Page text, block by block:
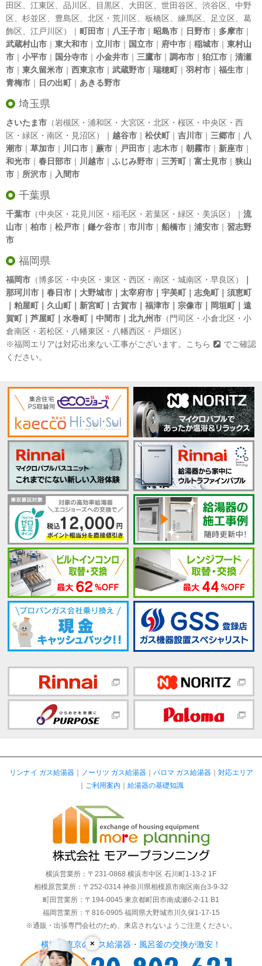
田区
江東区 品川区 目黒区 大田区 世田谷区 渋谷区
中野
区
杉並区 豊島区 北区 ・ 荒川区 板橋区 練馬区 足立区
葛
飾区
江戸川区）｜ 町田市 ｜ 八王子市 ｜ 昭島市 ｜ 日野市 ｜ 多摩市 ｜
武蔵村山市 ｜ 東大和市 ｜ 立川市 ｜ 国立市 ｜ 府中市 ｜ 稲城市 ｜ 東村山
市 ｜ 小平市 ｜ 国分寺市 ｜ 小金井市 ｜ 三鷹市 ｜ 調布市 ｜ 狛江市 ｜ 清瀬
市 ｜ 東久留米市 ｜ 西東京市 ｜ 武蔵野市 ｜ 瑞穂町｜ 羽村市 ｜ 福生市 ｜
青梅市 ｜ 日の出町｜ あきる野市
埼玉県
さいたま市 （岩槻区・浦和区・大宮区・北区・桜区・中央区・西
区・緑区・南区・見沼区）｜ 越谷市 ｜ 松伏町｜ 吉川市 ｜ 三郷市 ｜ 八
潮市 ｜ 草加市 ｜ 川口市 ｜ 蕨市 ｜ 戸田市 ｜ 志木市 ｜ 朝霧市 ｜ 新座市 ｜
和光市 ｜ 春日部市 ｜ 川越市 ｜ ふじみ野市 ｜ 三芳町｜ 富士見市 ｜ 狭山
市 ｜ 所沢市 ｜ 入間市
千葉県
千葉市 （中央区・花見川区・稲毛区・若葉区・緑区・美浜区）｜ 流
山市 ｜ 柏市 ｜ 松戸市 ｜ 鎌ケ谷市 ｜ 市川市 ｜ 船橋市 ｜ 浦安市 ｜ 習志野
市
福岡県
福岡市 （博多区・中央区・東区・西区・南区・城南区・早良区）
那珂川市｜春日市｜大野城市｜太宰府市｜宇美町｜志免町｜須恵町
｜粕屋町｜久山町｜新宮町｜古賀市｜福津市｜宗像市｜岡垣町｜遠
賀町｜芦屋町｜水巻町｜中間市｜北九州市 （門司区・小倉北区・小
倉南区・若松区・八幡東区・八幡西区・戸畑区）
※福岡エリアは対応出来ない工事がございます。
こちら
でご確認
ください。
×
リンナイ ガス給湯器｜ ノーリツ ガス給湯器｜ パロマ ガス給湯器｜ 対応エリア
｜ ご利用案内 ｜ 給湯器の基礎知識
横浜営業所：〒231-0868 横浜市中区 石川町1-13-2 1F
相模原営業所：〒252-0314 神奈川県相模原市南区南台3-9-32
町田営業所：〒194-0045 東京都町田市南成瀬6-2-11 B1
福岡営業所：〒816-0905 福岡県大野城市川久保1-17-15
※通販・出張専門会社のため、来店されないようご注意ください。
横浜・東京のガス給湯器・風呂釜の交換が激安！